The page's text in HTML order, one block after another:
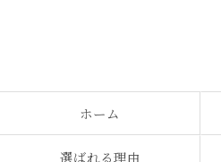
ホーム
選ばれる理由